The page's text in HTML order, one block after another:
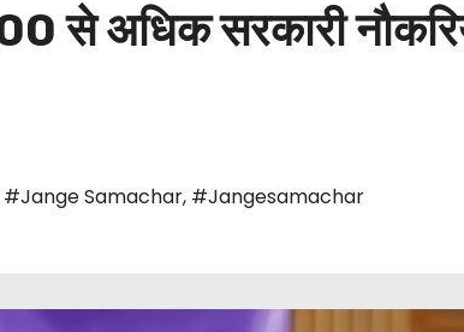
से अधिक सरकारी
#Jange Samachar, #Jangesamachar